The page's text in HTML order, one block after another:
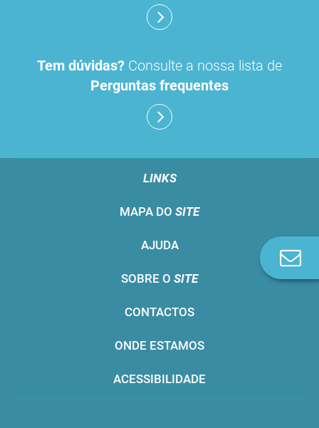
Tem dúvidas? Consulte a nossa lista de
Perguntas frequentes
LINKS
MAPA DO SITE
AJUDA
SOBRE O SITE
CONTACTOS
ONDE ESTAMOS
ACESSIBILIDADE